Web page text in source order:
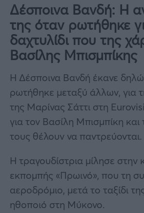
Δέσποινα Βανδή: Η
της όταν ρωτήθηκε
δαχτυλίδι που της
Βασίλης Μπισμπίκης
Η Δέσποινα Βανδή έκανε
ρωτήθηκε μεταξύ άλλων, για
της Μαρίνας Σάττι στη
για τον Βασίλη Μπισμπίκη και
τους θέλουν να παντρεύονται.
Η τραγουδίστρια μίλησε στην
εκπομπής «Πρωινό», που τη
αεροδρόμιο, μετά το ταξίδι
ηθοποιό στη Μύκονο.